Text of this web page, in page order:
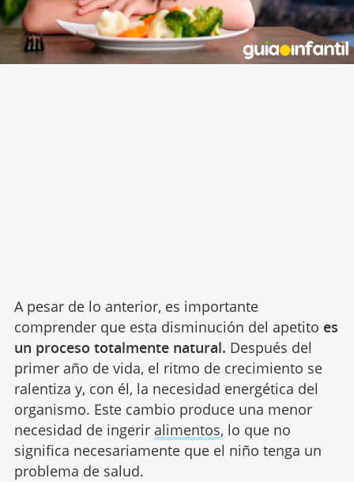
A pesar de lo anterior, es importante
comprender que esta disminución del apetito es
un proceso totalmente natural. Después del
primer año de vida, el ritmo de crecimiento se
ralentiza y, con él, la necesidad energética del
organismo. Este cambio produce una menor
necesidad de ingerir alimentos, lo que no
significa necesariamente que el niño tenga un
problema de salud.